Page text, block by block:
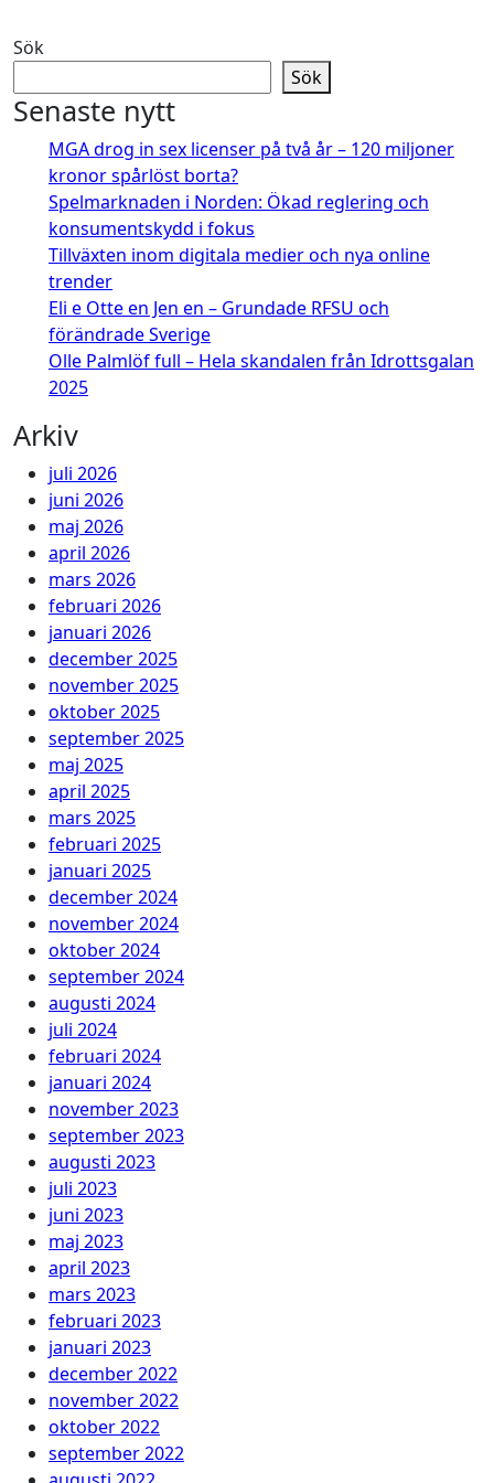
Sök
Sök
Senaste nytt
MGA drog in sex licenser på två år – 120 miljoner
kronor spårlöst borta?
Spelmarknaden i Norden: Ökad reglering och
konsumentskydd i fokus
Tillväxten inom digitala medier och nya online
trender
Eli e Otte en Jen en – Grundade RFSU och
förändrade Sverige
Olle Palmlöf full – Hela skandalen från Idrottsgalan
2025
Arkiv
juli 2026
juni 2026
maj 2026
april 2026
mars 2026
februari 2026
januari 2026
december 2025
november 2025
oktober 2025
september 2025
maj 2025
april 2025
mars 2025
februari 2025
januari 2025
december 2024
november 2024
oktober 2024
september 2024
augusti 2024
juli 2024
februari 2024
januari 2024
november 2023
september 2023
augusti 2023
juli 2023
juni 2023
maj 2023
april 2023
mars 2023
februari 2023
januari 2023
december 2022
november 2022
oktober 2022
september 2022